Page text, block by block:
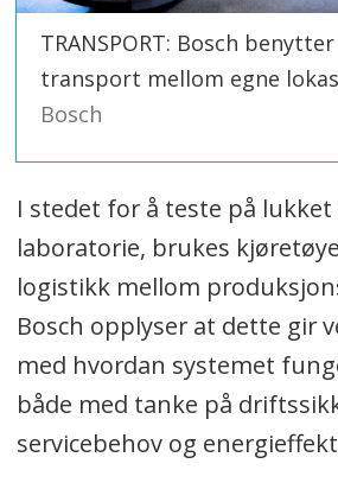
TRANSPORT: Bosch
transport mellom egne
Bosch
I stedet for å teste på
laboratorie, brukes
logistikk mellom
Bosch opplyser at dette gir
med hvordan systemet
både med tanke på
servicebehov og